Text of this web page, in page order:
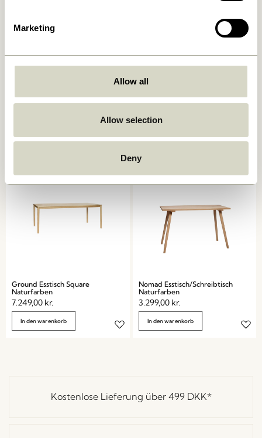
Marketing
Allow all
Allow selection
Deny
Olive
In den warenkorb
6.249,00kr.
In den warenkorb
Ground Esstisch Square
Naturfarben
7.249,00 kr.
In den warenkorb
Nomad Esstisch/Schreibtisch
Naturfarben
3.299,00 kr.
In den warenkorb
Kostenlose Lieferung über 499 DKK*